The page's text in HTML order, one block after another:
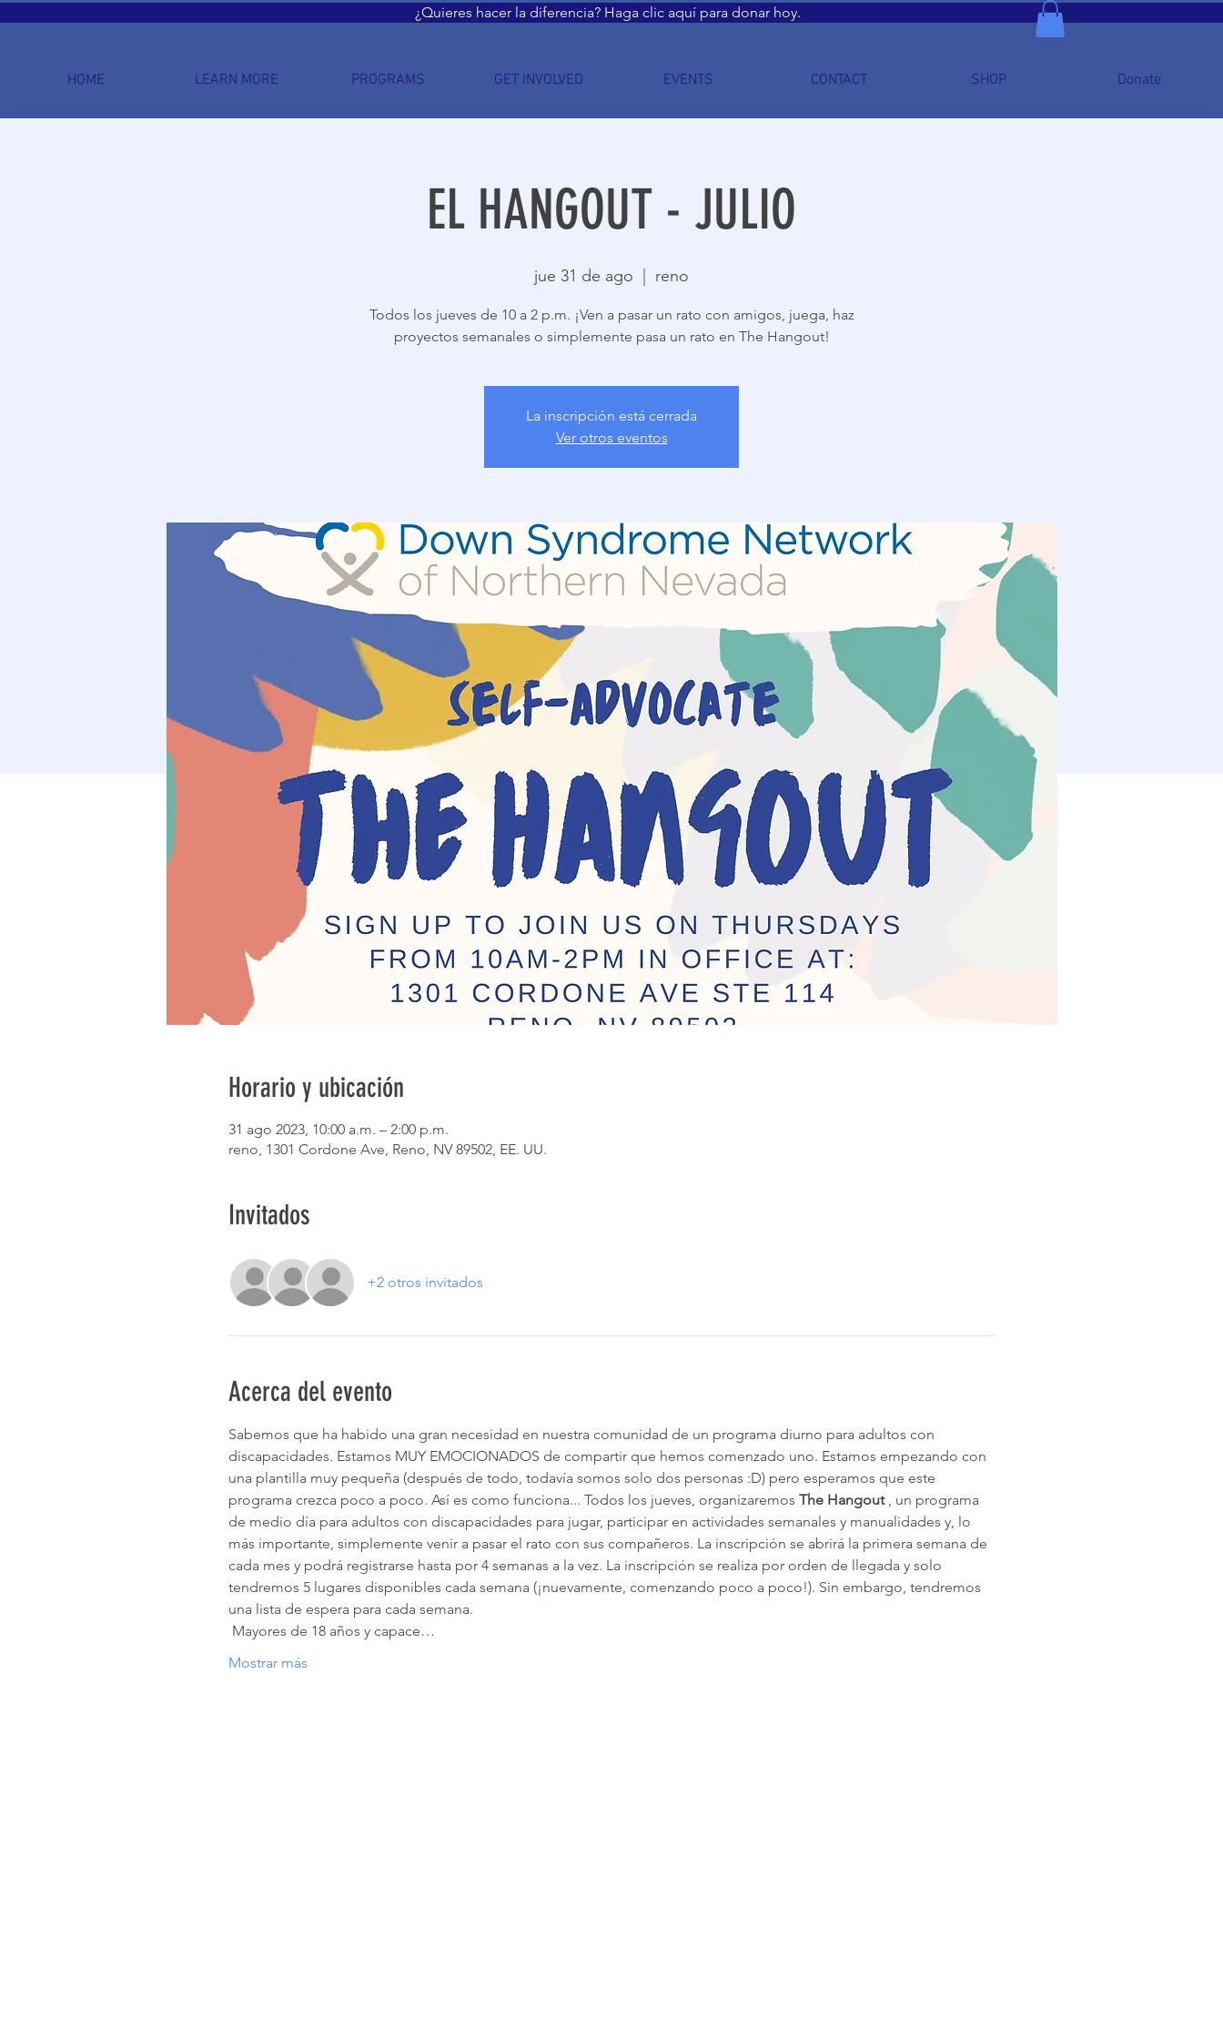
¿Quieres hacer la diferencia? Haga clic aquí para donar hoy.
HOME LEARN MORE PROGRAMS GET INVOLVED EVENTS CONTACT SHOP Donate
EL HANGOUT - JULIO
jue 31 de ago
  |
reno
Todos los jueves de 10 a 2 p.m. ¡Ven a pasar un rato con amigos, juega, haz
proyectos semanales o simplemente pasa un rato en The Hangout!
La inscripción está cerrada
Ver otros eventos
Horario y ubicación
31 ago 2023, 10:00 a.m. – 2:00 p.m.
reno, 1301 Cordone Ave, Reno, NV 89502, EE. UU.
Invitados
+2 otros invitados
Acerca del evento
Sabemos que ha habido una gran necesidad en nuestra comunidad de un programa diurno para adultos con
discapacidades. Estamos MUY EMOCIONADOS de compartir que hemos comenzado uno. Estamos empezando con
una plantilla muy pequeña (después de todo, todavía somos solo dos personas :D) pero esperamos que este
programa crezca poco a poco. Así es como funciona... Todos los jueves, organizaremos The Hangout , un programa
de medio día para adultos con discapacidades para jugar, participar en actividades semanales y manualidades y, lo
más importante, simplemente venir a pasar el rato con sus compañeros. La inscripción se abrirá la primera semana de
cada mes y podrá registrarse hasta por 4 semanas a la vez. La inscripción se realiza por orden de llegada y solo
tendremos 5 lugares disponibles cada semana (¡nuevamente, comenzando poco a poco!). Sin embargo, tendremos
una lista de espera para cada semana.
Mayores de 18 años y capace…
Mostrar más